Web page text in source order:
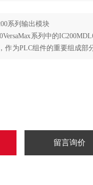
系列输出模块
系列中的
作为PLC组件的重要组成部
留言询价